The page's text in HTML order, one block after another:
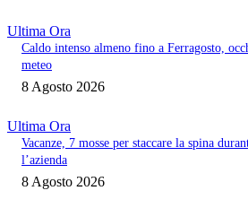
Ultima Ora
Caldo intenso almeno fino a Ferragosto,
meteo
8 Agosto 2026
Ultima Ora
Vacanze, 7 mosse per staccare la spina
l’azienda
8 Agosto 2026